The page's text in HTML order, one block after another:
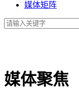
媒体矩阵
媒体聚焦